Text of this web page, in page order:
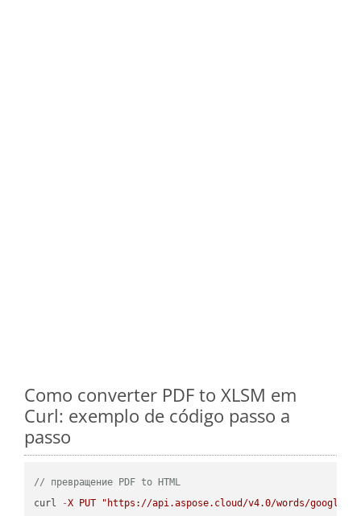
Como converter PDF to XLSM em
Curl: exemplo de código passo a
passo
// превращение PDF to HTML
curl
-X PUT
"https://api.aspose.cloud/v4.0/words/